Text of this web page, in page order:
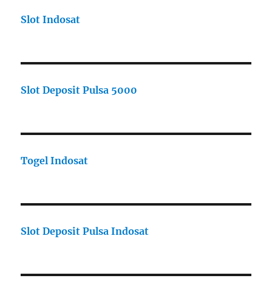
Slot Indosat
Slot Deposit Pulsa 5000
Togel Indosat
Slot Deposit Pulsa Indosat